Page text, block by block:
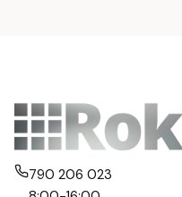
790 206 023